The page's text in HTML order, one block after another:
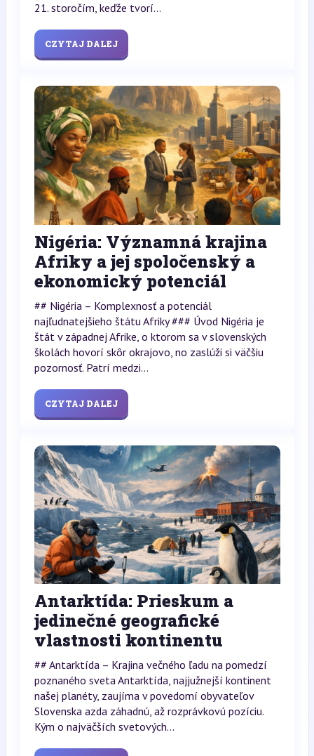
21. storočím, keďže tvorí...
CZYTAJ DALEJ
Nigéria: Významná krajina
Afriky a jej spoločenský a
ekonomický potenciál
## Nigéria – Komplexnosť a potenciál
najľudnatejšieho štátu Afriky ### Úvod Nigéria je
štát v západnej Afrike, o ktorom sa v slovenských
školách hovorí skôr okrajovo, no zaslúži si väčšiu
pozornosť. Patrí medzi...
CZYTAJ DALEJ
Antarktída: Prieskum a
jedinečné geografické
vlastnosti kontinentu
## Antarktída – Krajina večného ľadu na pomedzí
poznaného sveta Antarktída, najjužnejší kontinent
našej planéty, zaujíma v povedomí obyvateľov
Slovenska azda záhadnú, až rozprávkovú pozíciu.
Kým o najväčších svetových...